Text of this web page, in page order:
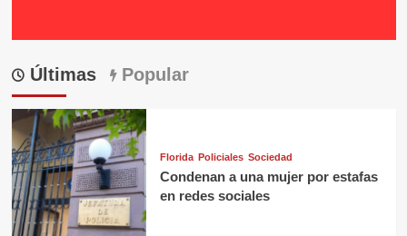
Últimas Popular
Florida Policiales Sociedad
Condenan a una mujer por estafas
en redes sociales